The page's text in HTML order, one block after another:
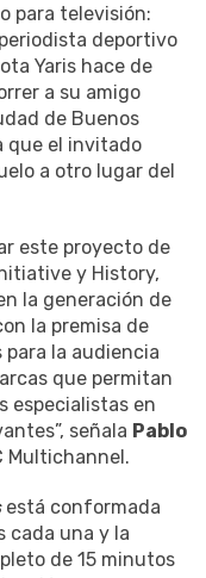
para televisión:
deportivo
Yaris hace de
a su amigo
de Buenos
que el invitado
a otro lugar del
este proyecto de
y History,
la generación de
la premisa de
la audiencia
que permitan
especialistas en
señala Pablo
Multichannel.
está conformada
cada una y la
de 15 minutos